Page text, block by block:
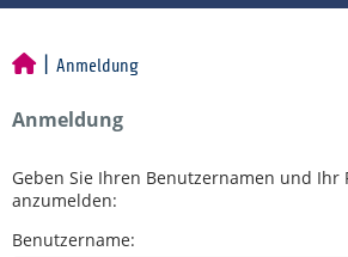
Anmeldung
Anmeldung
Geben Sie Ihren Benutzernamen und Ihr
anzumelden:
Benutzername: